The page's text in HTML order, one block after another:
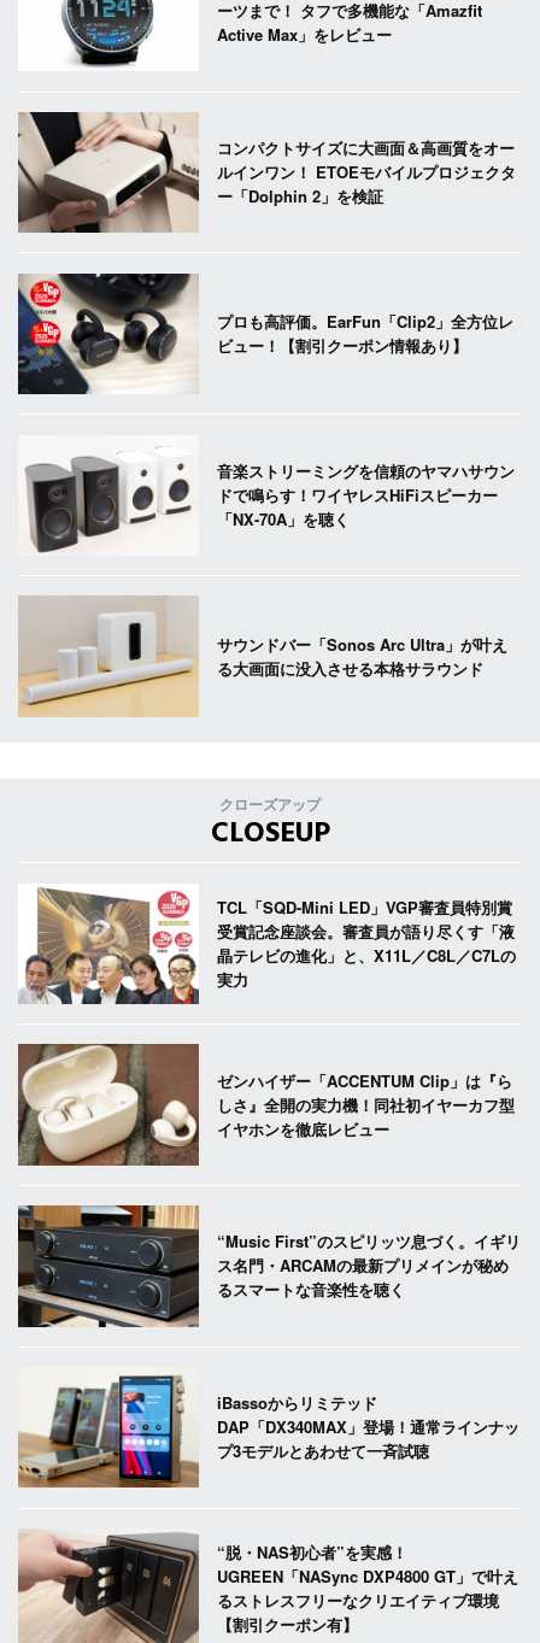
ーツまで！ タフで多機能な「Amazfit
Active Max」をレビュー
コンパクトサイズに大画面＆高画質をオー
ルインワン！ ETOEモバイルプロジェクタ
ー「Dolphin 2」を検証
プロも高評価。EarFun「Clip2」全方位レ
ビュー！【割引クーポン情報あり】
音楽ストリーミングを信頼のヤマハサウン
ドで鳴らす！ワイヤレスHiFiスピーカー
「NX-70A」を聴く
サウンドバー「Sonos Arc Ultra」が叶え
る大画面に没入させる本格サラウンド
クローズアップ
CLOSEUP
TCL「SQD-Mini LED」VGP審査員特別賞
受賞記念座談会。審査員が語り尽くす「液
晶テレビの進化」と、X11L／C8L／C7Lの
実力
ゼンハイザー「ACCENTUM Clip」は『ら
しさ』全開の実力機！同社初イヤーカフ型
イヤホンを徹底レビュー
“Music First”のスピリッツ息づく。イギリ
ス名門・ARCAMの最新プリメインが秘め
るスマートな音楽性を聴く
iBassoからリミテッド
DAP「DX340MAX」登場！通常ラインナッ
プ3モデルとあわせて一斉試聴
“脱・NAS初心者”を実感！
UGREEN「NASync DXP4800 GT」で叶え
るストレスフリーなクリエイティブ環境
【割引クーポン有】